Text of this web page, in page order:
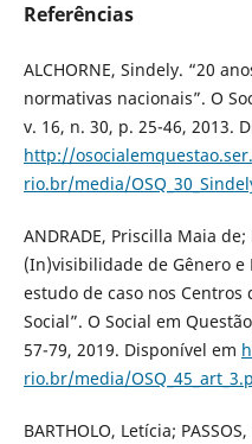
Referências
ALCHORNE, Sindely. “20
normativas nacionais”. O
v. 16, n. 30, p. 25-46, 2013.
http://
rio.br/media/
ANDRADE, Priscilla Maia de;
(In)visibilidade de Gênero e
estudo de caso nos Centros
Social”. O Social em
57-79, 2019. Disponível em
rio.br/media/
BARTHOLO, Letícia;